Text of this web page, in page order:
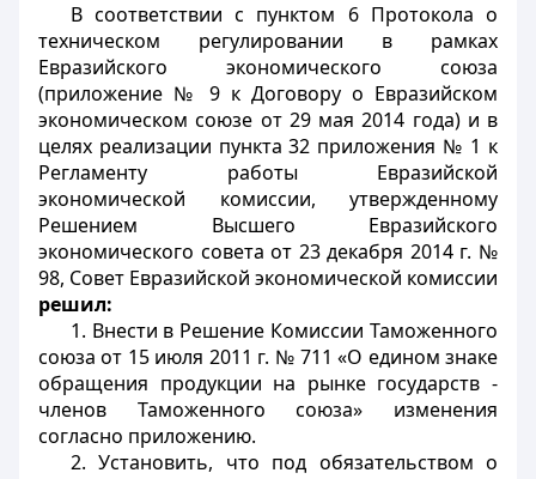
В соответствии с пунктом 6 Протокола о
техническом регулировании в рамках
Евразийского экономического союза
(приложение № 9 к Договору о Евразийском
экономическом союзе от 29 мая 2014 года) и в
целях реализации пункта 32 приложения № 1 к
Регламенту работы Евразийской
экономической комиссии, утвержденному
Решением Высшего Евразийского
экономического совета от 23 декабря 2014 г. №
98, Совет Евразийской экономической комиссии
решил:
1. Внести в Решение Комиссии Таможенного
союза от 15 июля 2011 г. № 711 «О едином знаке
обращения продукции на рынке государств -
членов Таможенного союза» изменения
согласно приложению.
2. Установить, что под обязательством о